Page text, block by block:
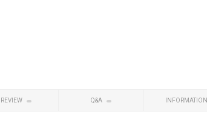
REVIEW Q&A INFORMATION